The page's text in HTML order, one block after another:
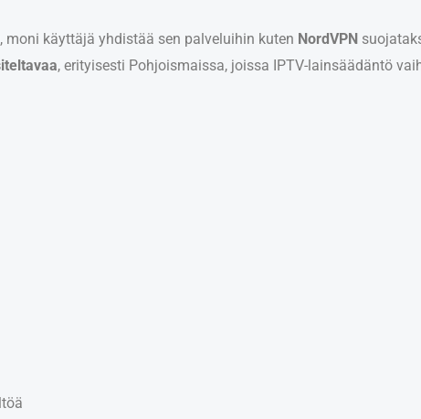
moni käyttäjä yhdistää sen palveluihin kuten NordVPN
, erityisesti Pohjoismaissa, joissa IPTV-lainsäädäntö